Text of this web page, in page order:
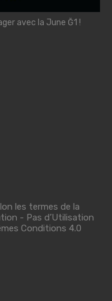
avec la June Ğ1 !
les termes de la
- Pas d’Utilisation
Conditions 4.0